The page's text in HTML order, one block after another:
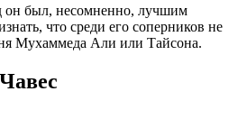
он был, несомненно, лучшим
что среди его соперников не
Мухаммеда Али или Тайсона.